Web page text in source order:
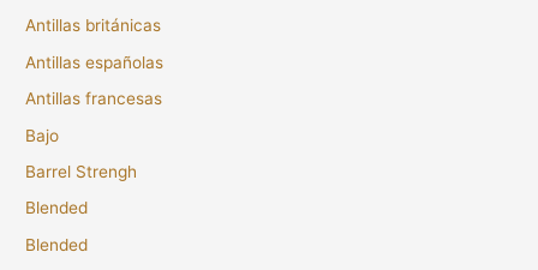
Antillas británicas
Antillas españolas
Antillas francesas
Bajo
Barrel Strengh
Blended
Blended